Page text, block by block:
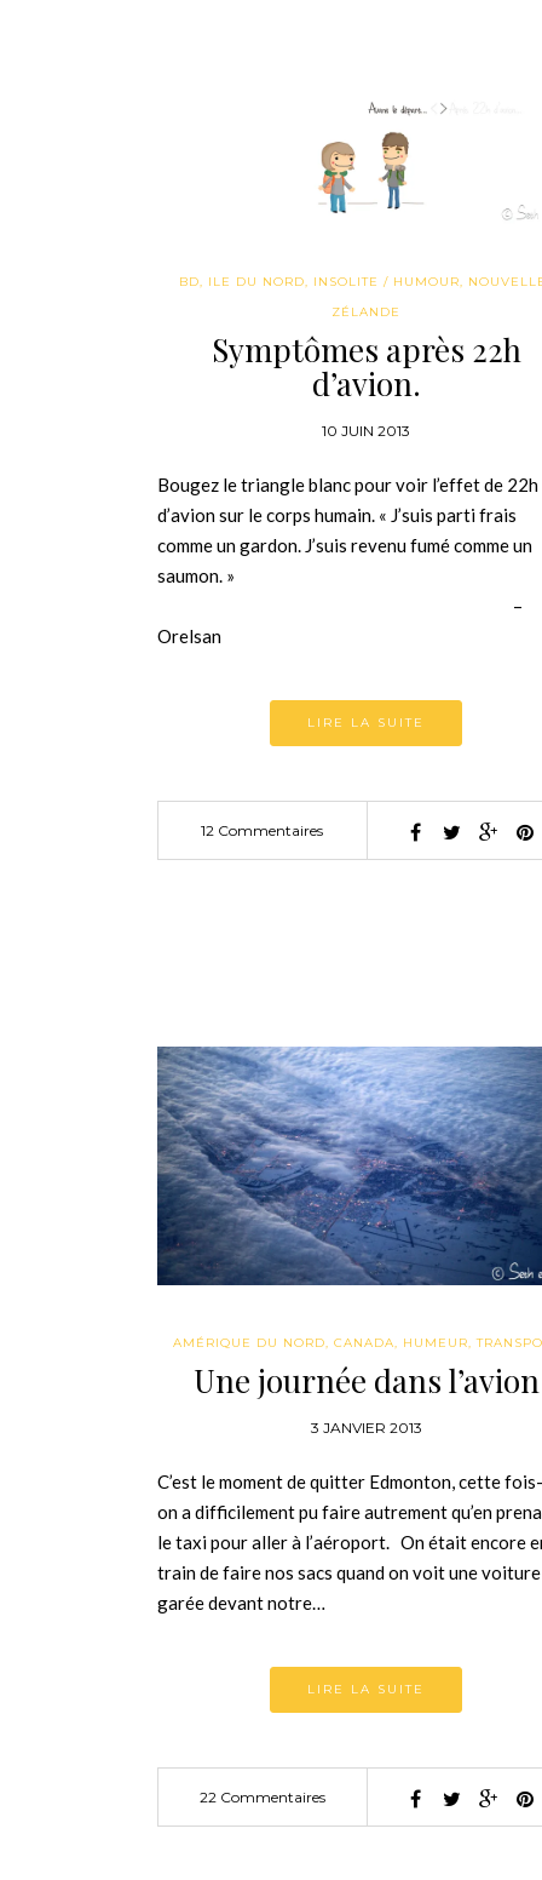
BD, ILE DU NORD, INSOLITE / HUMOUR,
ZÉLANDE
Symptômes après 22h
d’avion.
10 JUIN 2013
Bougez le triangle blanc pour voir l’effet de 22h
d’avion sur le corps humain. « J’suis parti frais
comme un gardon. J’suis revenu fumé comme un
saumon. »
–
Orelsan
LIRE LA SUITE
12 Commentaires
AMÉRIQUE DU NORD, CANADA, HUMEUR,
Une journée dans l’avion
3 JANVIER 2013
C’est le moment de quitter Edmonton, cette
on a difficilement pu faire autrement qu’en
le taxi pour aller à l’aéroport. On était encore
train de faire nos sacs quand on voit une voiture
garée devant notre…
LIRE LA SUITE
22 Commentaires